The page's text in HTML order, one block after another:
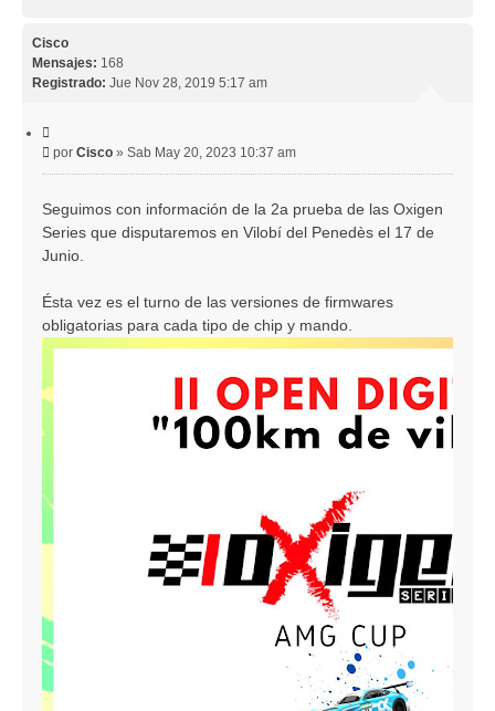
Cisco
Mensajes: 168
Registrado: Jue Nov 28, 2019 5:17 am
a
M
e
s
a
j
por Cisco » Sab May 20, 2023 10:37 am
Seguimos con información de la 2a prueba de las Oxigen
Series que disputaremos en Vilobí del Penedès el 17 de
Junio.
Ésta vez es el turno de las versiones de firmwares
obligatorias para cada tipo de chip y mando.